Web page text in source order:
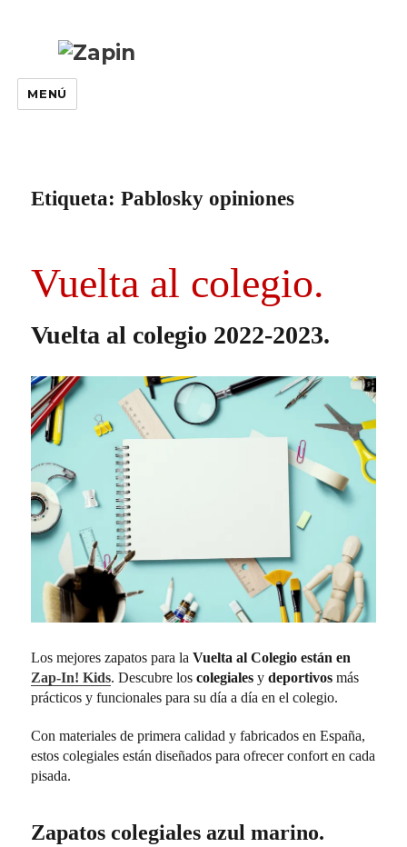
MENÚ
Etiqueta:Pablosky opiniones
Vuelta al colegio.
Vuelta al colegio 2022-2023.
Los mejores zapatos para laVuelta al Colegio están en
Zap-In! Kids. Descubre loscolegiales ydeportivos más
prácticos y funcionales para su día a día en el colegio.
Con materiales de primera calidad y fabricados en España,
estos colegiales están diseñados para ofrecer confort en cada
pisada.
Zapatos colegiales azul marino.